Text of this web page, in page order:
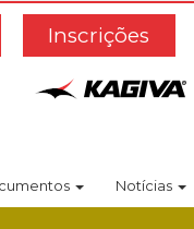
Inscrições
Notícias